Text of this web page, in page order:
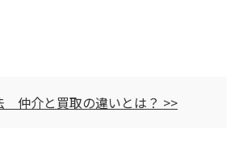
仲介と買取の違いとは？ >>